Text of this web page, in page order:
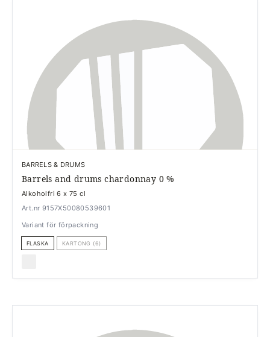
BARRELS & DRUMS
Barrels and drums chardonnay 0 %
Alkoholfri 6 x 75 cl
Art.nr 9157X50080539601
Variant för förpackning
FLASKA KARTONG (6)